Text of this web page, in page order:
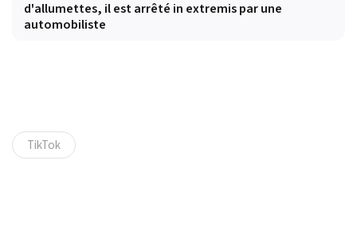
d'allumettes, il est arrêté in extremis par une
automobiliste
TikTok